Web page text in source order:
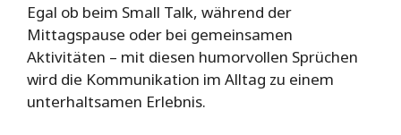
Egal ob beim Small Talk, während der
Mittagspause oder bei gemeinsamen
Aktivitäten – mit diesen humorvollen Sprüchen
wird die Kommunikation im Alltag zu einem
unterhaltsamen Erlebnis.